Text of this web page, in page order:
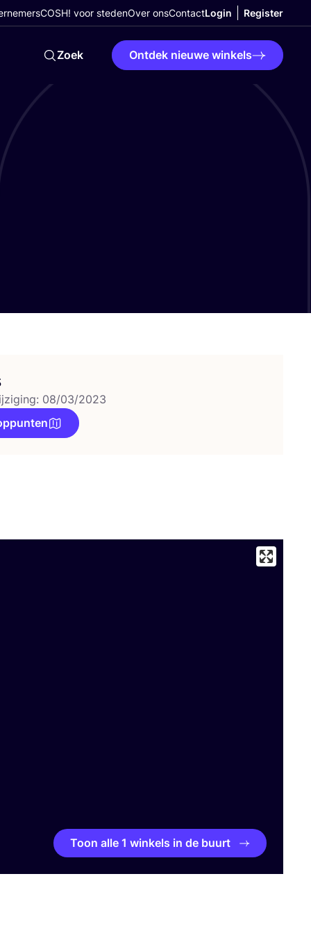
COSH! voor stedenOver onsContactLogin Register
Zoek Ontdek nieuwe winkels
08/03/2023
Toon alle 1 winkels in de buurt